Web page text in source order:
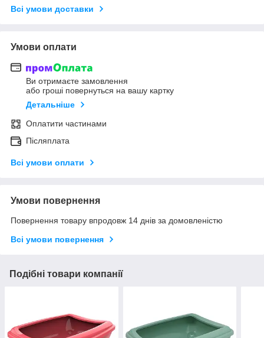
Всі умови доставки
Умови оплати
Ви отримаєте замовлення
або гроші повернуться на вашу картку
Детальніше
Оплатити частинами
Післяплата
Всі умови оплати
Умови повернення
Повернення товару впродовж 14 днів за домовленістю
Всі умови повернення
Подібні товари компанії